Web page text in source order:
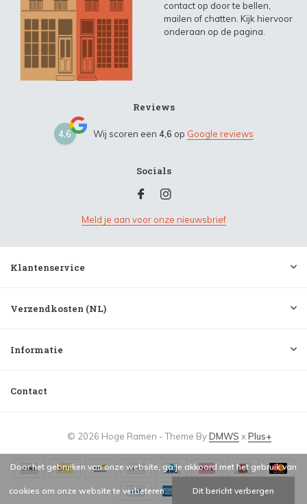
contact op door te bellen,
mailen of chatten. Kijk hiervoor
onderaan op de pagina.
Reviews
4,6 Wij scoren een 4,6 op Google reviews
Socials
Meld je aan voor onze nieuwsbrief
Klantenservice
Verzendkosten (NL)
Informatie
Contact
© 2026 Hoge Ramen - Theme ByDMWS xPlus+
Door het gebruiken van onze website, ga je akkoord met het gebruik van
cookies om onze website te verbeteren. Dit bericht verbergen